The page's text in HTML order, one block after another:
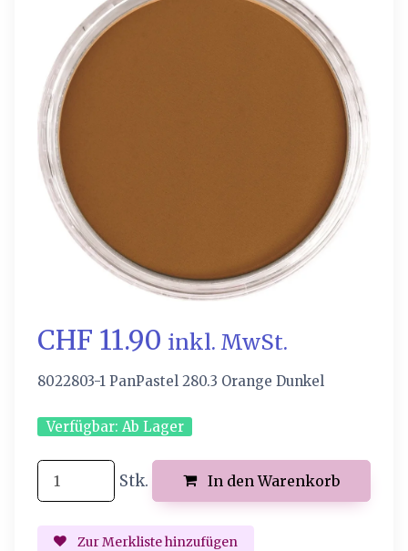
CHF 11.90 inkl. MwSt.
8022803-1 PanPastel 280.3 Orange Dunkel
Verfügbar: Ab Lager
Stk. In den Warenkorb
Zur Merkliste hinzufügen